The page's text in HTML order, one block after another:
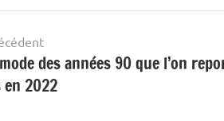
des années 90 que l’on
2022